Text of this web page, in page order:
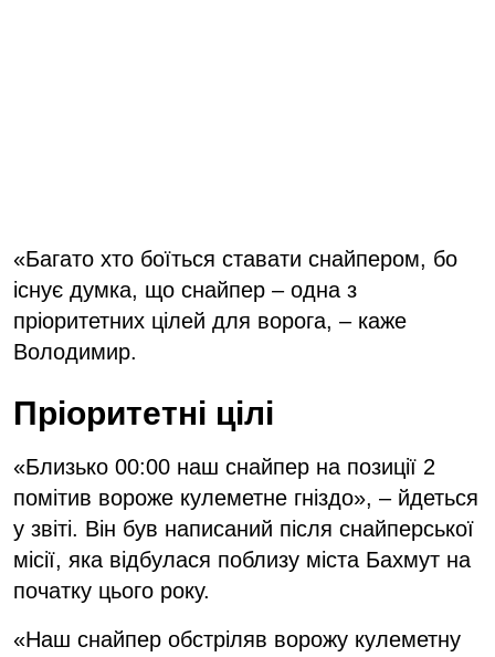
«Багато хто боїться ставати снайпером, бо
існує думка, що снайпер – одна з
пріоритетних цілей для ворога, – каже
Володимир.
Пріоритетні цілі
«Близько 00:00 наш снайпер на позиції 2
помітив вороже кулеметне гніздо», – йдеться
у звіті. Він був написаний після снайперської
місії, яка відбулася поблизу міста Бахмут на
початку цього року.
«Наш снайпер обстріляв ворожу кулеметну